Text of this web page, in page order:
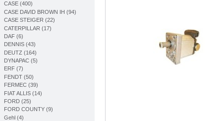
CASE (400)
CASE DAVID BROWN IH (94)
CASE STEIGER (22)
CATERPILLAR (17)
DAF (6)
DENNIS (43)
DEUTZ (164)
DYNAPAC (5)
ERF (7)
FENDT (50)
FERMEC (39)
FIAT ALLIS (14)
FORD (25)
FORD COUNTY (9)
Gehl (4)